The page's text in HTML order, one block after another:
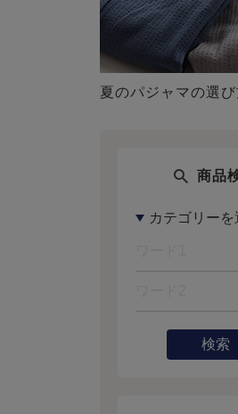
夏のパジャマの選
商品
検索